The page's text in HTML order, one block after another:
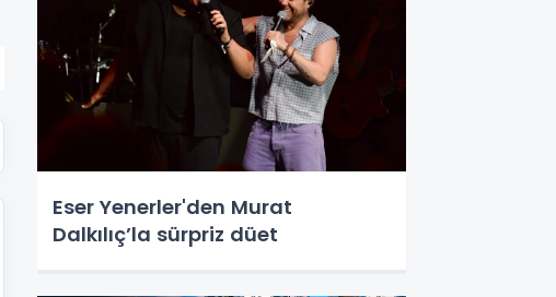
Eser Yenerler'den Murat
Dalkılıç’la sürpriz düet